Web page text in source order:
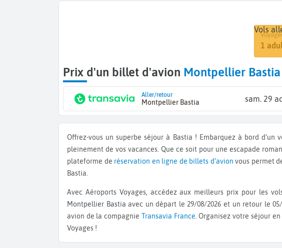
Départ
Dates
29
1
Vols
Prix d'un billet d'avion Montpellier Bastia
Aller/retour
Montpellier Bastia sam. 29
Offrez-vous un superbe séjour à Bastia ! Embarquez à bord d’un
pleinement de vos vacances. Que ce soit pour une escapade
plateforme de réservation en ligne de billets d’avion vous permet
Bastia.
Avec Aéroports Voyages, accédez aux meilleurs prix pour les
Montpellier Bastiaavec un départ le 29/08/2026 et un retour le
avion de la compagnie Transavia France . Organisez votre séjour
Voyages !